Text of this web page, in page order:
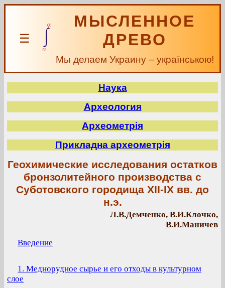
☰
МЫСЛЕННОЕ
ДРЕВО
Мы делаем Украину – українською!
Наука
Археология
Археометрія
Прикладна археометрія
Геохимические исследования остатков
бронзолитейного производства с
Суботовского городища XII-IX вв. до
н.э.
Л.В.Демченко, В.И.Клочко,
В.И.Маничев
Введение
1. Меднорудное сырье и его отходы в культурном
слое